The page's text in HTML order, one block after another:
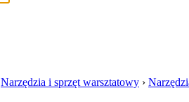
Narzędzia i sprzęt warsztatowy ›